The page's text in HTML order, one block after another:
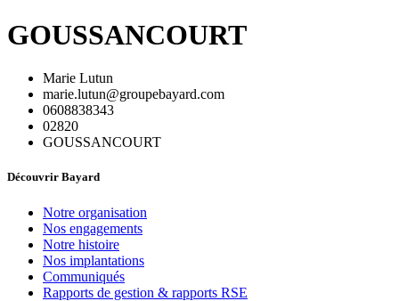
GOUSSANCOURT
Marie Lutun
marie.lutun@groupebayard.com
0608838343
02820
GOUSSANCOURT
Découvrir Bayard
Notre organisation
Nos engagements
Notre histoire
Nos implantations
Communiqués
Rapports de gestion & rapports RSE